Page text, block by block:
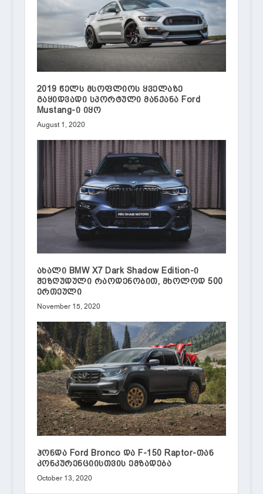
2019 წელს მსოფლიოს ყველაზე
გაყიდვადი სპორტული მანქანა Ford
Mustang-ი იყო
August 1, 2020
ახალი BMW X7 Dark Shadow Edition-ი
შეზღუდული რაოდენობით, მხოლოდ 500
ერთეული
November 15, 2020
ჰონდა Ford Bronco და F-150 Raptor-თან
კონკურენციისთვის ემზადება
October 13, 2020